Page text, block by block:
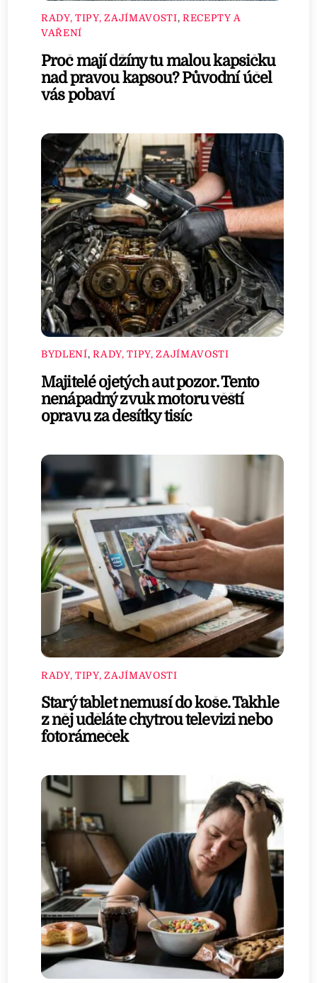
RADY, TIPY, ZAJÍMAVOSTI, RECEPTY A
VAŘENÍ
Proč mají džíny tu malou kapsičku
nad pravou kapsou? Původní účel
vás pobaví
BYDLENÍ,RADY, TIPY, ZAJÍMAVOSTI
Majitelé ojetých aut pozor. Tento
nenápadný zvuk motoru věští
opravu za desítky tisíc
RADY, TIPY, ZAJÍMAVOSTI
Starý tablet nemusí do koše. Takhle
z něj uděláte chytrou televizi nebo
fotorámeček